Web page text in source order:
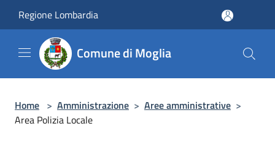
Regione Lombardia
Comune di Moglia
Home > Amministrazione > Aree amministrative >
Area Polizia Locale